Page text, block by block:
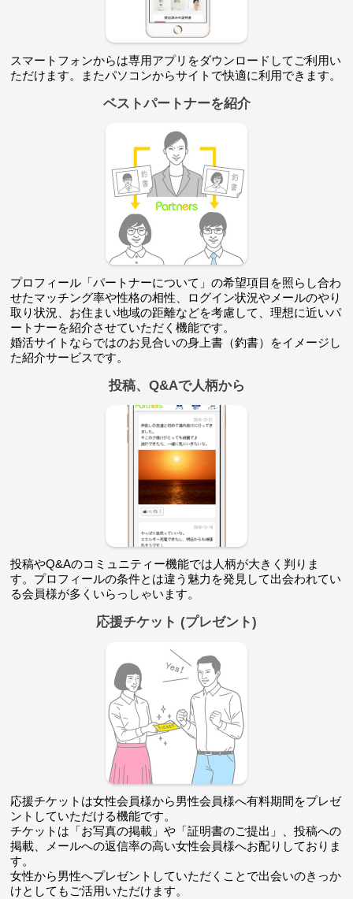
スマートフォンからは専用アプリをダウンロードしてご利用い
ただけます。またパソコンからサイトで快適に利用できます。
ベストパートナーを紹介
プロフィール「パートナーについて」の希望項目を照らし合わ
せたマッチング率や性格の相性、ログイン状況やメールのやり
取り状況、お住まい地域の距離などを考慮して、理想に近いパ
ートナーを紹介させていただく機能です。
婚活サイトならではのお見合いの身上書（釣書）をイメージし
た紹介サービスです。
投稿、Q&Aで人柄から
投稿やQ&Aのコミュニティー機能では人柄が大きく判りま
す。プロフィールの条件とは違う魅力を発見して出会われてい
る会員様が多くいらっしゃいます。
応援チケット (プレゼント)
応援チケットは女性会員様から男性会員様へ有料期間をプレゼ
ントしていただける機能です。
チケットは「お写真の掲載」や「証明書のご提出」、投稿への
掲載、メールへの返信率の高い女性会員様へお配りしておりま
す。
女性から男性へプレゼントしていただくことで出会いのきっか
けとしてもご活用いただけます。